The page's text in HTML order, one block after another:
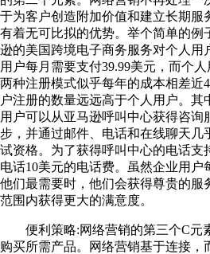
于为客户创造附加价值和建立长期服
有着无可比拟的优势。举个简单的例
逊的美国跨境电子商务服务对个人用
用户每月需要支付39.99美元，而个
两种注册模式似乎每年的成本相差近
户注册的数量远远高于个人用户。其
用户可以从亚马逊呼叫中心获得咨询
步，并通过邮件、电话和在线聊天几
试资格。为了获得呼叫中心的电话支
电话10美元的电话费。虽然企业用户
他们最需要时，他们会获得尊贵的服
范围内获得更大的满意度。
便利策略:网络营销的第三个C元
购买所需产品。网络营销基于连接，